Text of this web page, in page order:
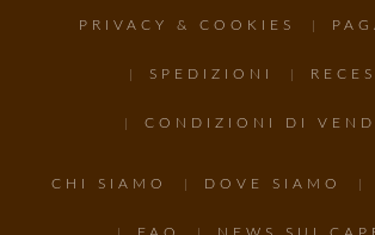
PRIVACY & COOKIES
SPEDIZIONI
CONDIZIONI DI
CHI SIAMO DOVE SIAMO